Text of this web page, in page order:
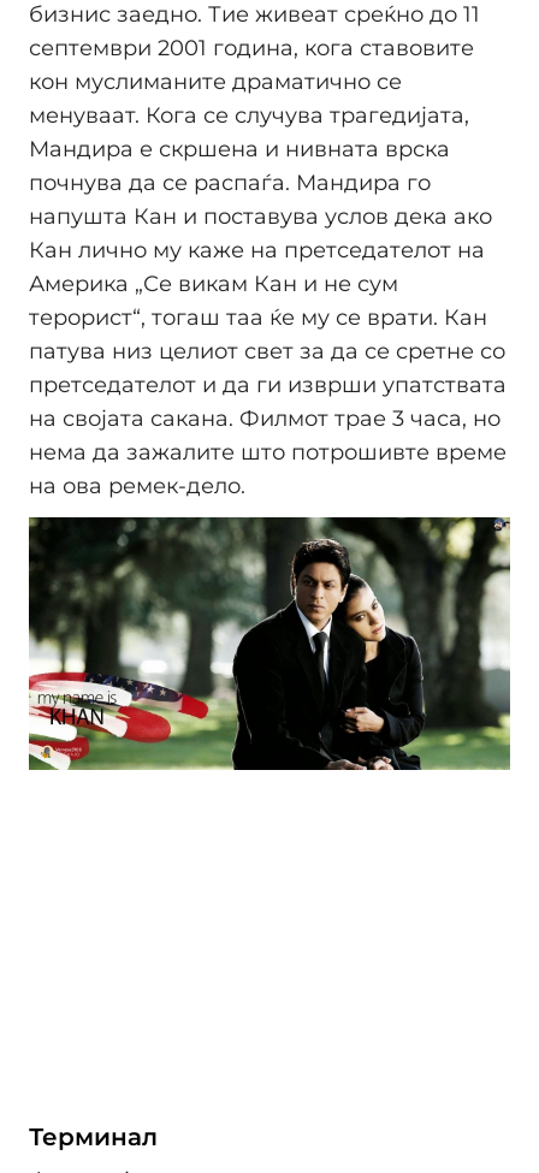
бизнис заедно. Тие живеат среќно до 11
септември 2001 година, кога ставовите
кон муслиманите драматично се
менуваат. Кога се случува трагедијата,
Мандира е скршена и нивната врска
почнува да се распаѓа. Мандира го
напушта Кан и поставува услов дека ако
Кан лично му каже на претседателот на
Америка „Се викам Кан и не сум
терорист“, тогаш таа ќе му се врати. Кан
патува низ целиот свет за да се сретне со
претседателот и да ги изврши упатствата
на својата сакана. Филмот трае 3 часа, но
нема да зажалите што потрошивте време
на ова ремек-дело.
Терминал